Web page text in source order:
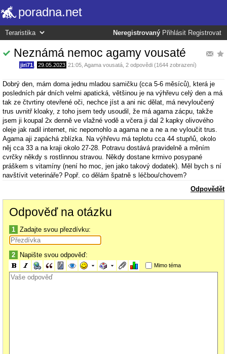
poradna.net
Neregistrovaný Přihlásit Registrovat
Neznámá nemoc agamy vousaté
jiri71 29.05.2023 21:05 Agama vousatá , 2 odpovědi (1644 zobrazení)
Dobrý den, mám doma jednu mladou samičku (cca 5-6 měsíců), která je
posledních pár dních velmi apatická, většinou je na výhřevu celý den a má
tak ze čtvrtiny otevřené oči, nechce jíst a ani nic dělat, má nevyloučený
trus uvnitř kloaky, z toho jsem tedy usoudil, že má agama zácpu, takže
jsem ji koupal 2x denně ve vlažné vodě a včera ji dal 2 kapky olivového
oleje jak radil internet, nic nepomohlo a agama ne a ne a ne vyloučit trus.
Agama aji zapáchá zblízka. Na výhřevu má teplotu cca 44 stupňů, okolo
něj cca 33 a na kraji okolo 27-28. Potravu dostává pravidelně a měním
cvrčky někdy s rostlinnou stravou. Někdy dostane krmivo posypané
práškem s vitamíny (není ho moc, jen jako takový dodatek). Měl bych s ní
navštívit veterináře? Popř. co dělám špatně s léčbou/chovem?
Odpovědět
Odpověď na otázku
1 Zadajte svou přezdívku:
2 Napište svou odpověď:
Mimo téma